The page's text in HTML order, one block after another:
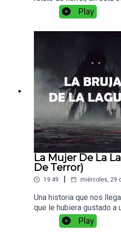
campos, a la sierra, a
misteriosa criatura que
Play
La Mujer De La
De Terror)
19:49 miércoles, 29
Una historia que nos
que le hubiera gustado a
con esa misteriosa mujer
Play